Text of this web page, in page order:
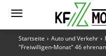
Startseite Auto und Verkehr
"Freiwilligen-Monat" 46